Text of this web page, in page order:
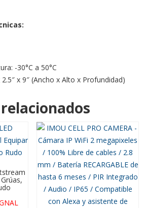
-30°C a 50°C
x 9″ (Ancho x Alto x Profundidad)